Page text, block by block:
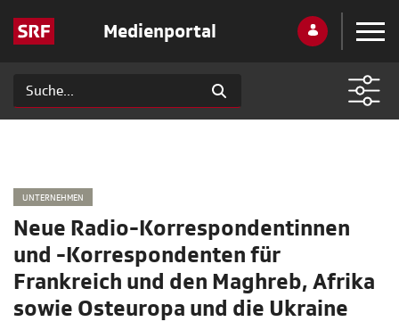
Medienportal
UNTERNEHMEN
Neue Radio-Korrespondentinnen
und -Korrespondenten für
Frankreich und den Maghreb, Afrika
sowie Osteuropa und die Ukraine